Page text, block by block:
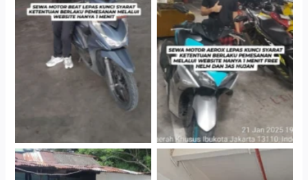
Cityplaza Jatinegara
Gedung Parkir P6A
Cityplaza Jatinegara
Gedung Parkir P6A